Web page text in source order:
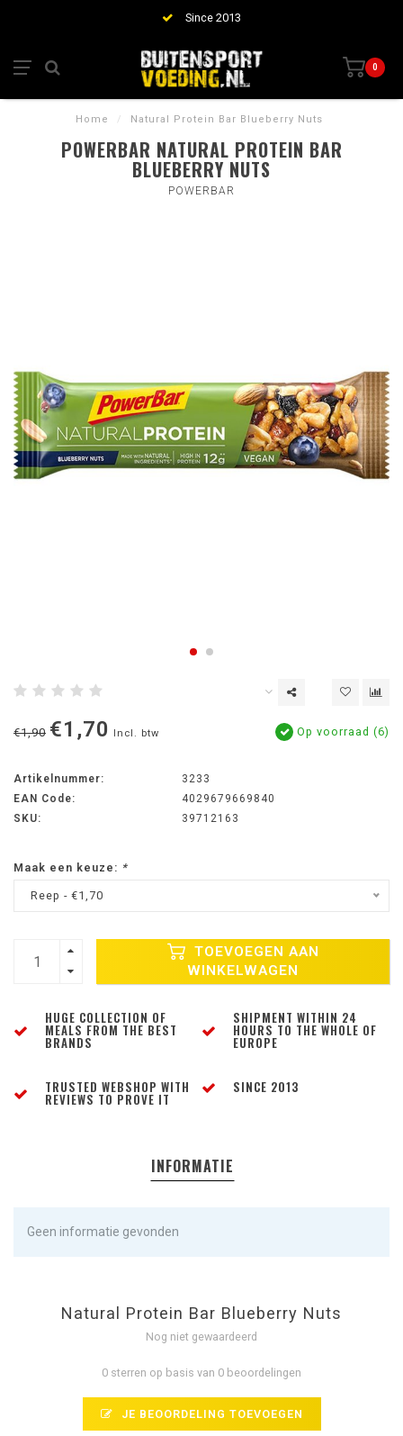
Since 2013
0
Home / Natural Protein Bar Blueberry Nuts
POWERBAR NATURAL PROTEIN BAR
BLUEBERRY NUTS
POWERBAR
€1,90 €1,70 Incl. btw Op voorraad (6)
Artikelnummer:
3233
EAN Code:
4029679669840
SKU:
39712163
Maak een keuze: *
Reep - €1,70
TOEVOEGEN AAN
WINKELWAGEN
HUGE COLLECTION OF
MEALS FROM THE BEST
BRANDS
SHIPMENT WITHIN 24
HOURS TO THE WHOLE OF
EUROPE
TRUSTED WEBSHOP WITH
REVIEWS TO PROVE IT
SINCE 2013
INFORMATIE
Geen informatie gevonden
Natural Protein Bar Blueberry Nuts
Nog niet gewaardeerd
0 sterren op basis van 0 beoordelingen
JE BEOORDELING TOEVOEGEN